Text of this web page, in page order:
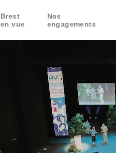
Brest
en vue
Nos
engagements